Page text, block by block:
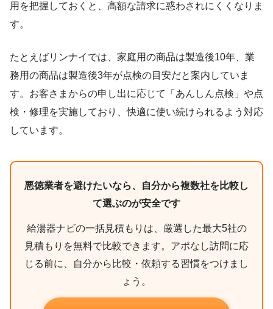
用を把握しておくと、高額な請求に惑わされにくくなりま
す。
たとえばリンナイでは、家庭用の商品は製造後10年、業
務用の商品は製造後3年が点検の目安だと案内していま
す。お客さまからの申し出に応じて「あんしん点検」や点
検・修理を実施しており、快適に使い続けられるよう対応
しています。
悪徳業者を避けたいなら、自分から複数社を比較し
て選ぶのが安全です
給湯器ナビの一括見積もりは、厳選した最大5社の
見積もりを無料で比較できます。アポなし訪問に応
じる前に、自分から比較・依頼する習慣をつけまし
ょう。